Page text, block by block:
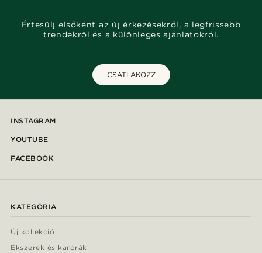
Értesülj elsőként az új érkezésekről, a legfrissebb
trendekről és a különleges ajánlatokról.
CSATLAKOZZ
INSTAGRAM
YOUTUBE
FACEBOOK
KATEGÓRIA
Új kollekció
Ékszerek és karórák